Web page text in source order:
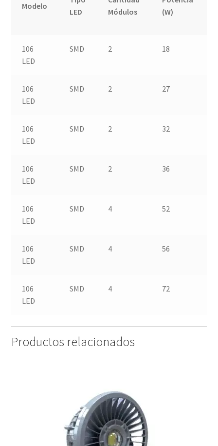
Modelo
LED
Módulos
(W)
106
LED
SMD 2 18
106
LED
SMD 2 27
106
LED
SMD 2 32
106
LED
SMD 2 36
106
LED
SMD 4 52
106
LED
SMD 4 56
106
LED
SMD 4 72
Productos relacionados